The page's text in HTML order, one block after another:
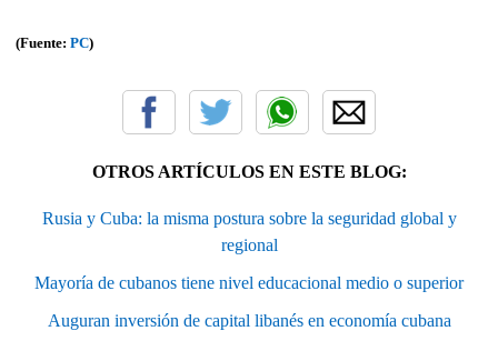
(Fuente: PC)
OTROS ARTÍCULOS EN ESTE BLOG:
Rusia y Cuba: la misma postura sobre la seguridad global y
regional
Mayoría de cubanos tiene nivel educacional medio o superior
Auguran inversión de capital libanés en economía cubana